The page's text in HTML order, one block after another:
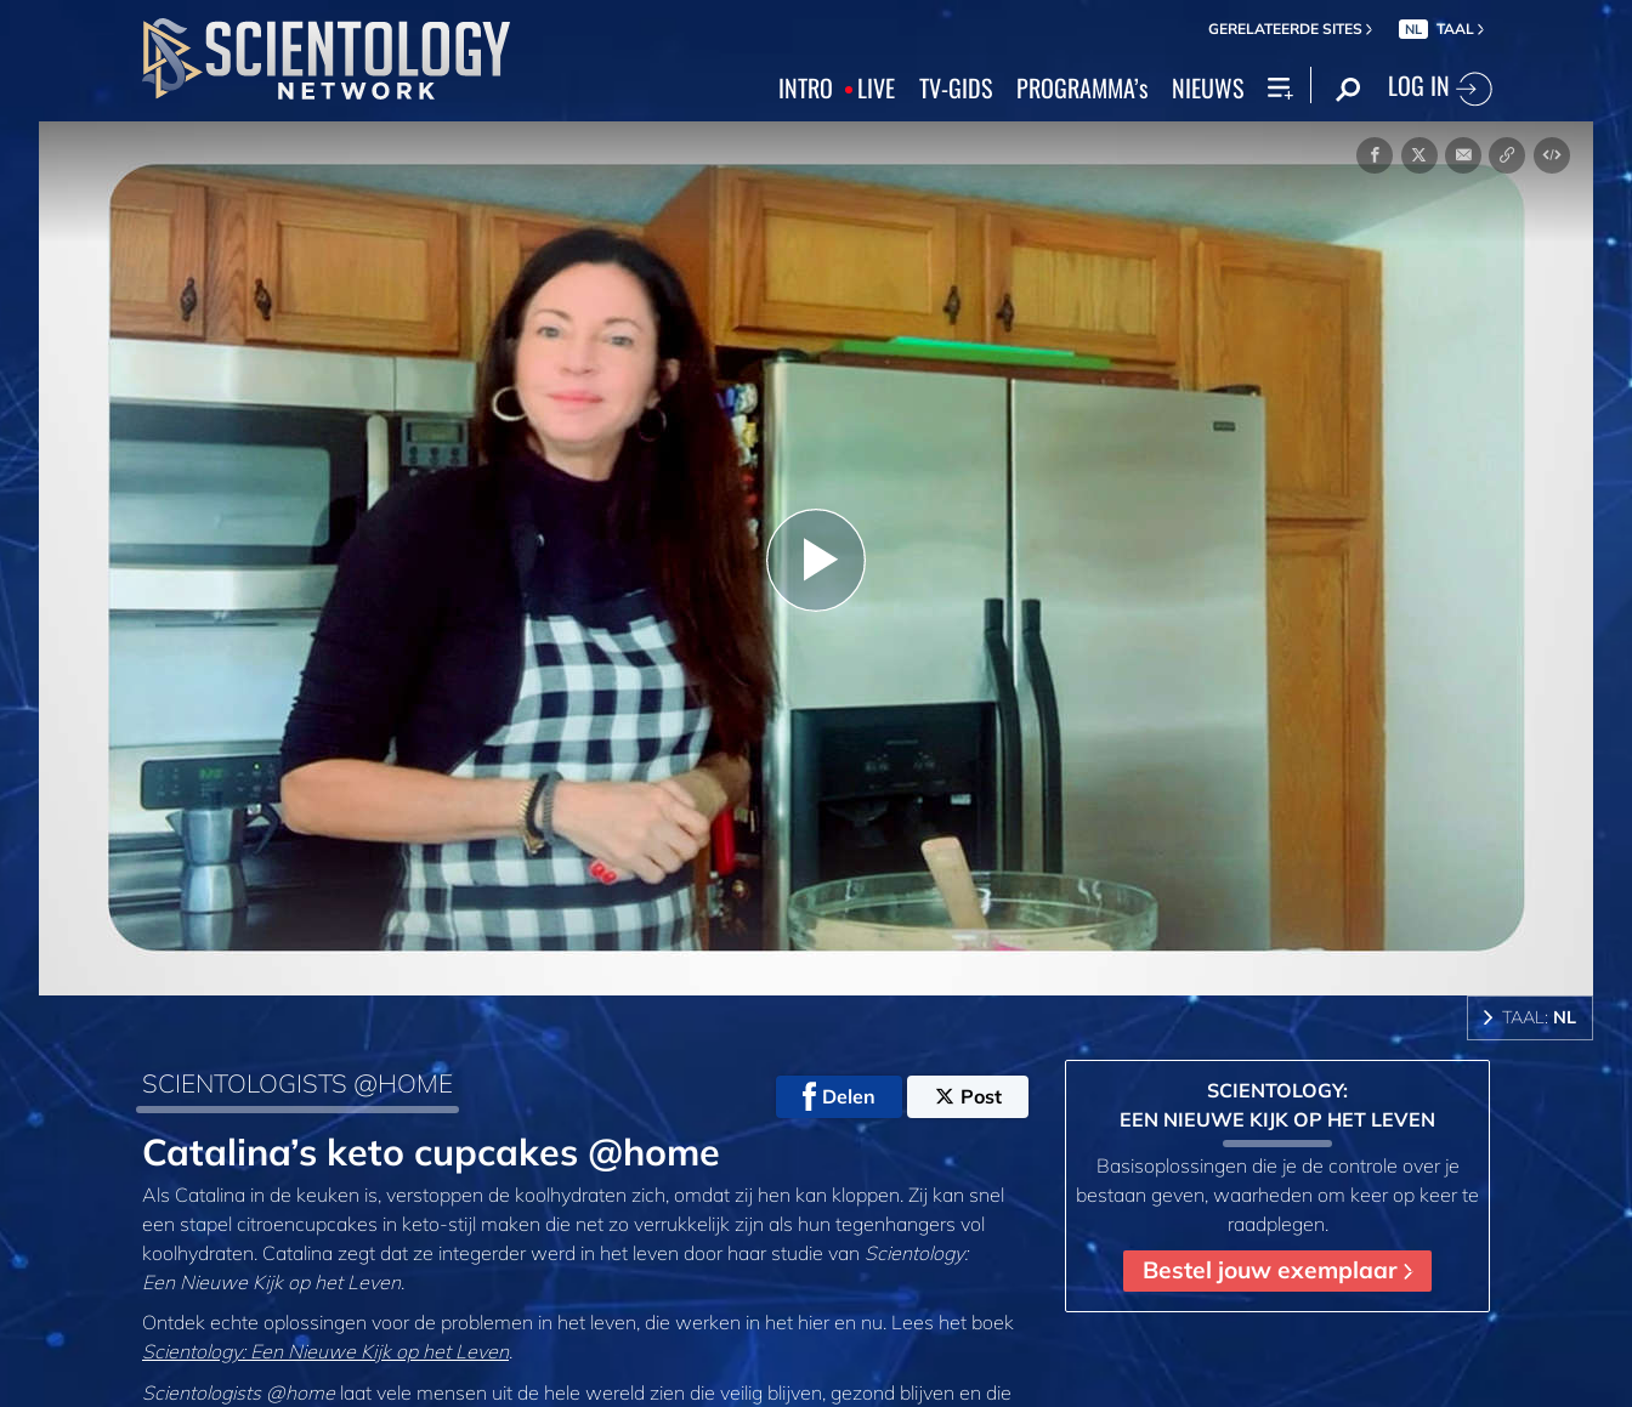
GERELATEERDE SITES NL TAAL
INTRO LIVE TV‑GIDS PROGRAMMA’s NIEUWS LOG IN
Play
Video
TAAL: NL
SCIENTOLOGISTS @HOME Delen Post
Catalina’s keto cupcakes @home
Als Catalina in de keuken is, verstoppen de koolhydraten zich, omdat zij hen kan kloppen. Zij kan snel
een stapel citroencupcakes in keto-stijl maken die net zo verrukkelijk zijn als hun tegenhangers vol
koolhydraten. Catalina zegt dat ze integerder werd in het leven door haar studie van Scientology:
Een Nieuwe Kijk op het Leven.
Ontdek echte oplossingen voor de problemen in het leven, die werken in het hier en nu. Lees het boek
Scientology: Een Nieuwe Kijk op het Leven.
Scientologists @homelaat vele mensen uit de hele wereld zien die veilig blijven, gezond blijven en die
SCIENTOLOGY:
EEN NIEUWE KIJK OP HET LEVEN
Basisoplossingen die je de controle over je
bestaan geven, waarheden om keer op keer te
raadplegen.
Bestel jouw exemplaar